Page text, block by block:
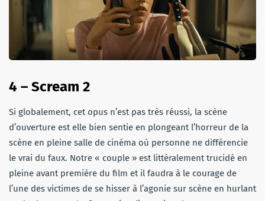
4 – Scream 2
Si globalement, cet opus n’est pas très réussi, la scène
d’ouverture est elle bien sentie en plongeant l’horreur de la
scène en pleine salle de cinéma où personne ne différencie
le vrai du faux. Notre « couple » est littéralement trucidé en
pleine avant première du film et il faudra à le courage de
l’une des victimes de se hisser à l’agonie sur scène en hurlant